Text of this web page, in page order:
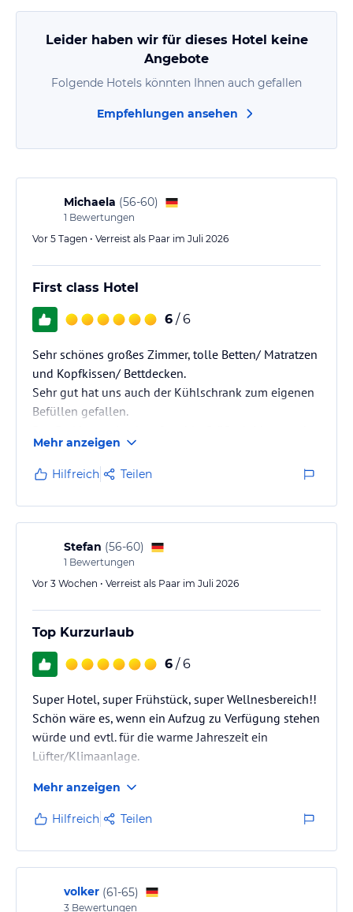
Leider haben wir für dieses Hotel keine
Angebote
Folgende Hotels könnten Ihnen auch gefallen
Empfehlungen ansehen
Michaela (56-60)
1 Bewertungen
Vor 5 Tagen • Verreist als Paar im Juli 2026
First class Hotel
6 / 6
Sehr schönes großes Zimmer, tolle Betten/ Matratzen
und Kopfkissen/ Bettdecken.
Sehr gut hat uns auch der Kühlschrank zum eigenen
Befüllen gefallen.
WC etwas niedrig und die Duschwanne zu hoch für
meine gehbehinderte Mutter. Vielleicht das WC etwas
erhöhen. Dusche ebenerdig wäre toll.
Die gesamte Anlage war den Preis wert.
Das wunderschöne Frühstücksbüffet, liebevoll
angerichtet, große Auswahl und Qualität, ein
aufmerksamer Service, Freundlichkeit. Rundum…
Mehr anzeigen
Hilfreich Teilen
Stefan (56-60)
1 Bewertungen
Vor 3 Wochen • Verreist als Paar im Juli 2026
Top Kurzurlaub
6 / 6
Super Hotel, super Frühstück, super Wellnesbereich!!
Schön wäre es, wenn ein Aufzug zu Verfügung stehen
würde und evtl. für die warme Jahreszeit ein
Lüfter/Klimaanlage.
Mehr anzeigen
Hilfreich Teilen
volker (61-65)
3 Bewertungen